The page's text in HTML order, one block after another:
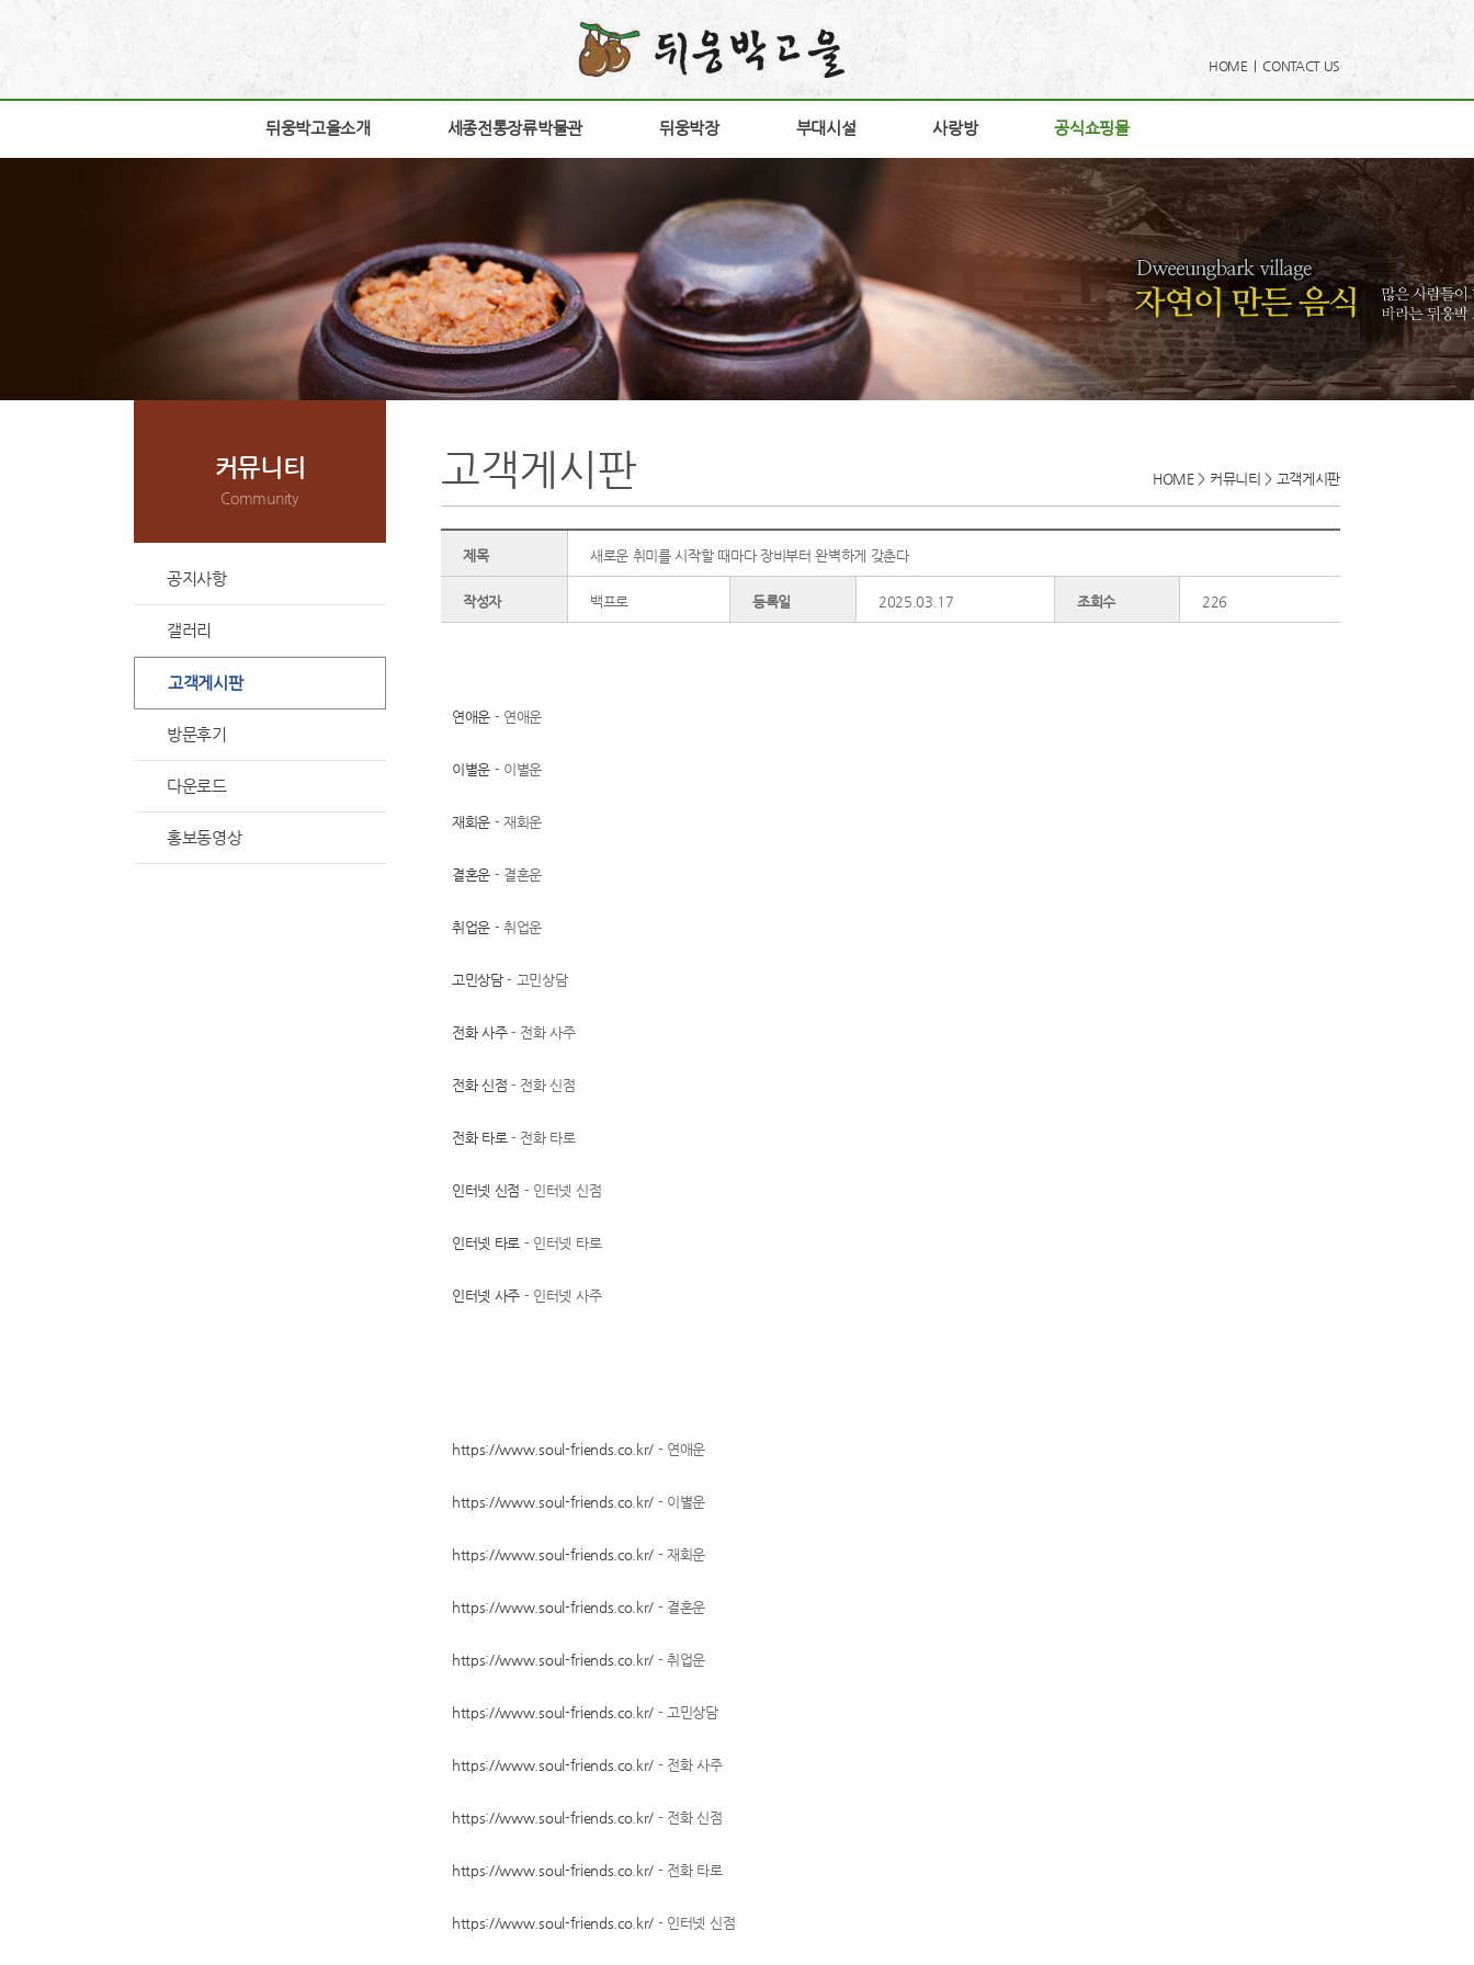
HOME |CONTACT US
뒤웅박고을소개 세종전통장류박물관 뒤웅박장 부대시설 사랑방 공식쇼핑몰
뒤웅박고을소개 세종전통장류박물관 뒤웅박장 부대시설 사랑방 공식쇼핑몰
뒤웅박웹툰
찾아오시는길
학술연구
자료실
열린공간
상품소개
연구개발
구절초고추장
가비향
전시판매장
홍보동영상
커뮤니티
Community
공지사항
갤러리
고객게시판
방문후기
다운로드
홍보동영상
고객게시판 HOME > 커뮤니티 > 고객게시판
제목 새로운 취미를 시작할 때마다 장비부터 완벽하게 갖춘다
작성자 백프로 등록일 2025.03.17 조회수 226
연애운 - 연애운
이별운 - 이별운
재회운 - 재회운
결혼운 - 결혼운
취업운 - 취업운
고민상담- 고민상담
전화 사주- 전화 사주
전화 신점 - 전화 신점
전화 타로- 전화 타로
인터넷 신점 - 인터넷 신점
인터넷 타로 - 인터넷 타로
인터넷 사주 - 인터넷 사주
https://www.soul-friends.co.kr/ - 연애운
https://www.soul-friends.co.kr/ - 이별운
https://www.soul-friends.co.kr/ - 재회운
https://www.soul-friends.co.kr/ - 결혼운
https://www.soul-friends.co.kr/ - 취업운
https://www.soul-friends.co.kr/ - 고민상담
https://www.soul-friends.co.kr/ - 전화 사주
https://www.soul-friends.co.kr/ - 전화 신점
https://www.soul-friends.co.kr/ - 전화 타로
https://www.soul-friends.co.kr/ - 인터넷 신점